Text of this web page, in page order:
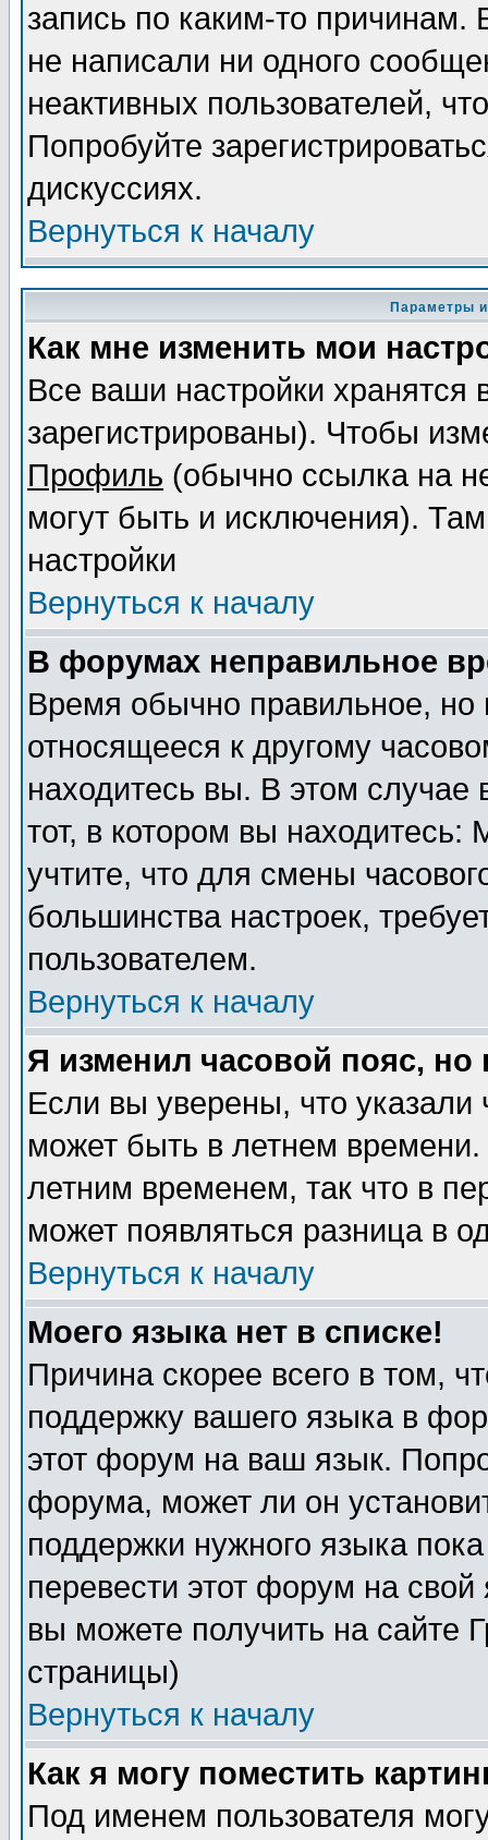
запись по каким-то
не написали ни одного
неактивных пользователей,
Попробуйте
дискуссиях.
Вернуться к началу
Параметры
Как мне изменить мои
Все ваши настройки
зарегистрированы). Чтобы
Профиль (обычно ссылка на
могут быть и исключения).
настройки
Вернуться к началу
В форумах неправильное
Время обычно правильное,
относящееся к другому
находитесь вы. В этом
тот, в котором вы
учтите, что для смены
большинства настроек,
пользователем.
Вернуться к началу
Я изменил часовой пояс,
Если вы уверены, что указали
может быть в летнем
летним временем, так что в
может появляться разница в
Вернуться к началу
Моего языка нет в списке!
Причина скорее всего в том,
поддержку вашего языка в
этот форум на ваш язык.
форума, может ли он
поддержки нужного языка
перевести этот форум на
вы можете получить на сайте
страницы)
Вернуться к началу
Как я могу поместить
Под именем пользователя